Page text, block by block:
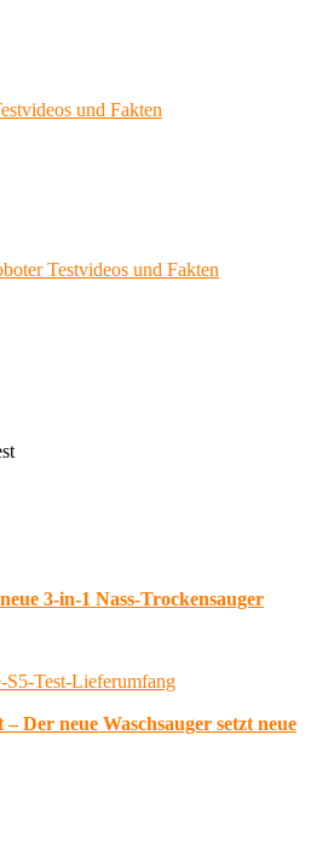
3-in-1 Nass-Trockensauger
Der neue Waschsauger setzt neue